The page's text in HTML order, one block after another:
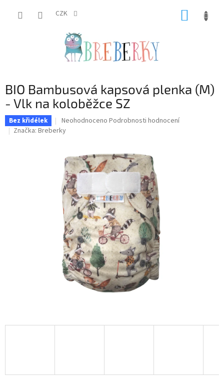
CZK
BIO Bambusová kapsová plenka (M)
- Vlk na koloběžce SZ
Bez křidélek
Průměrné
hodnocení
0,0
5
hvězdiček.
Neohodnoceno Podrobnosti hodnocení
Značka: Breberky